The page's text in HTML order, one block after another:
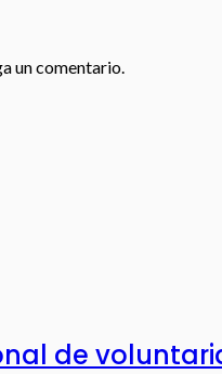
un comentario.
de